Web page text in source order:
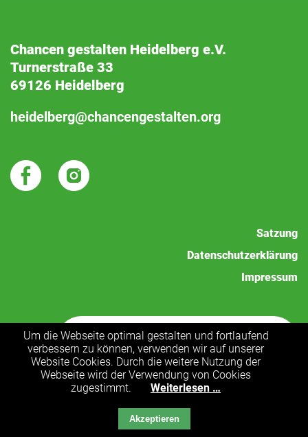
Chancen gestalten Heidelberg e.V.
Turnerstraße 33
69126 Heidelberg
heidelberg@chancengestalten.org
Satzung
Datenschutzerklärung
Impressum
Jetzt spenden!
Um die Webseite optimal gestalten und fortlaufend
verbessern zu können, verwenden wir auf unserer
Website Cookies. Durch die weitere Nutzung der
Webseite wird der Verwendung von Cookies
zugestimmt.
Weiterlesen …
Akzeptieren